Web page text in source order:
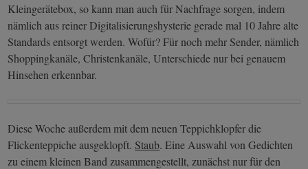
Kleingerätebox, so kann man auch für Nachfrage sorgen, indem
nämlich aus reiner Digitalisierungshysterie gerade mal 10 Jahre alte
Standards entsorgt werden. Wofür? Für noch mehr Sender, nämlich
Shoppingkanäle, Christenkanäle, Unterschiede nur bei genauem
Hinsehen erkennbar.
Diese Woche außerdem mit dem neuen Teppichklopfer die
Flickenteppiche ausgeklopft. Staub. Eine Auswahl von Gedichten
zu einem kleinen Band zusammengestellt, zunächst nur für den